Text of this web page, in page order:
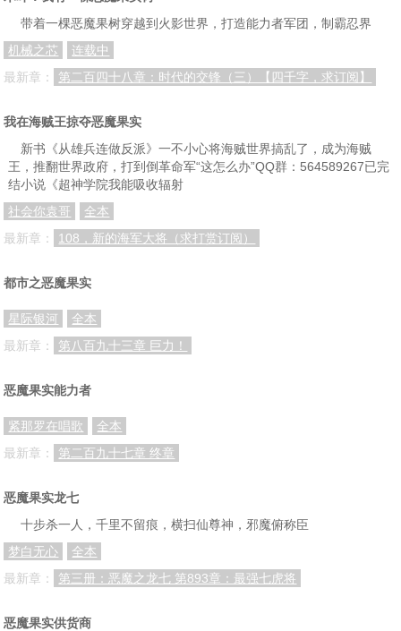
带着一棵恶魔果树穿越到火影世界，打造能力者军团，制霸忍界
机械之芯
连载中
最新章：
第二百四十八章：时代的交锋（三）【四千字，求订阅】
我在海贼王掠夺恶魔果实
新书《从雄兵连做反派》一不小心将海贼世界搞乱了，成为海贼
王，推翻世界政府，打到倒革命军“这怎么办”QQ群：564589267已完
结小说《超神学院我能吸收辐射
社会你袁哥
全本
最新章：
108，新的海军大将（求打赏订阅）
都市之恶魔果实
星际银河
全本
最新章：
第八百九十三章 巨力！
恶魔果实能力者
紧那罗在唱歌
全本
最新章：
第二百九十七章 终章
恶魔果实龙七
十步杀一人，千里不留痕，横扫仙尊神，邪魔俯称臣
梦白无心
全本
最新章：
第三册：恶魔之龙七 第893章：最强七虎将
恶魔果实供货商